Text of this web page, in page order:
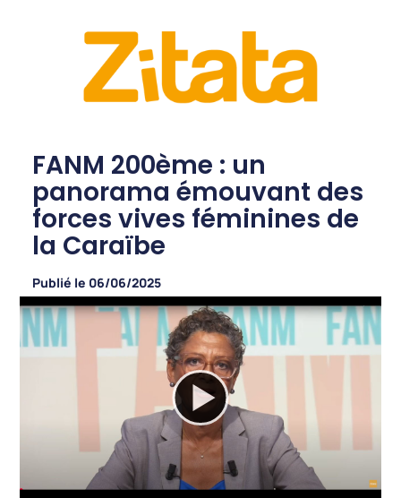
FANM 200ème : un
panorama émouvant des
forces vives féminines de
la Caraïbe
Publié le 06/06/2025